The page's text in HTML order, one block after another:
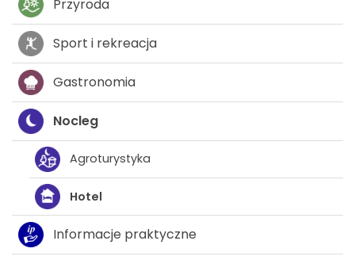
Przyroda
Sport i rekreacja
Gastronomia
Nocleg
Agroturystyka
Hotel
Informacje praktyczne